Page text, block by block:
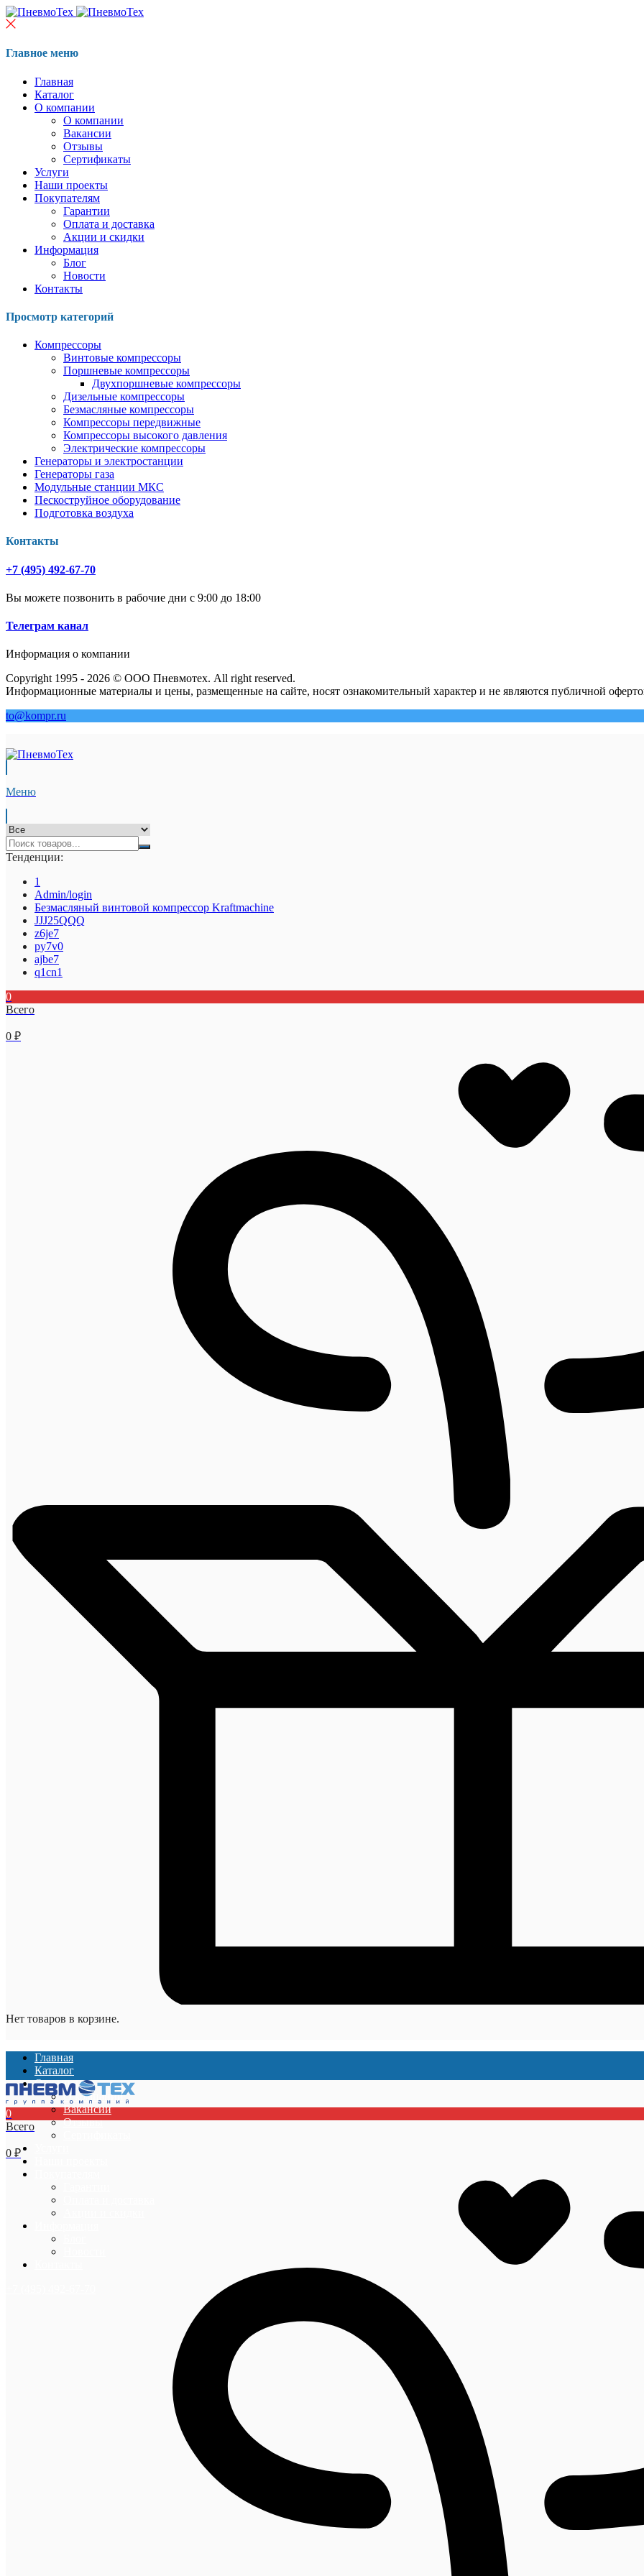
Главное меню
Главная
Каталог
О компании
О компании
Вакансии
Отзывы
Сертификаты
Услуги
Наши проекты
Покупателям
Гарантии
Оплата и доставка
Акции и скидки
Информация
Блог
Новости
Контакты
Просмотр категорий
Компрессоры
Винтовые компрессоры
Поршневые компрессоры
Двухпоршневые компрессоры
Дизельные компрессоры
Безмасляные компрессоры
Компрессоры передвижные
Компрессоры высокого давления
Электрические компрессоры
Генераторы и электростанции
Генераторы газа
Модульные станции МКС
Пескоструйное оборудование
Подготовка воздуха
Контакты
+7 (495) 492-67-70
Вы можете позвонить в рабочие дни с 9:00 до 18:00
Телеграм канал
Информация о компании
Copyright 1995 - 2026 © ООО Пневмотех. All right reserved.
Информационные материалы и цены, размещенные на сайте, носят ознакомительный характер и не являются публичной
to@kompr.ru
Меню
Тенденции:
1
Admin/login
Безмасляный винтовой компрессор Kraftmaсhine
JJJ25QQQ
z6je7
py7v0
ajbe7
q1cn1
0
Всего
0 ₽
Нет товаров в корзине.
Главная
Каталог
О компании
О компании
Вакансии
Отзывы
0
Всего
0 ₽